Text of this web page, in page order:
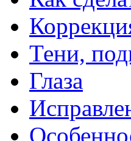
Тени,
Глаза